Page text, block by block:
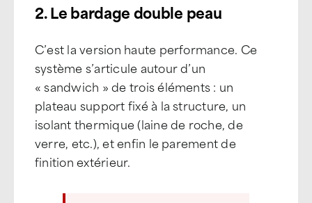
2. Le bardage double peau
C’est la version haute performance. Ce
système s’articule autour d’un
« sandwich » de trois éléments : un
plateau support fixé à la structure, un
isolant thermique (laine de roche, de
verre, etc.), et enfin le parement de
finition extérieur.